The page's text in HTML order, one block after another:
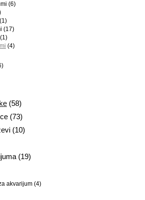
(6)
(1)
(17)
(1)
(4)
(58)
(73)
(10)
(19)
akvarijum (4)